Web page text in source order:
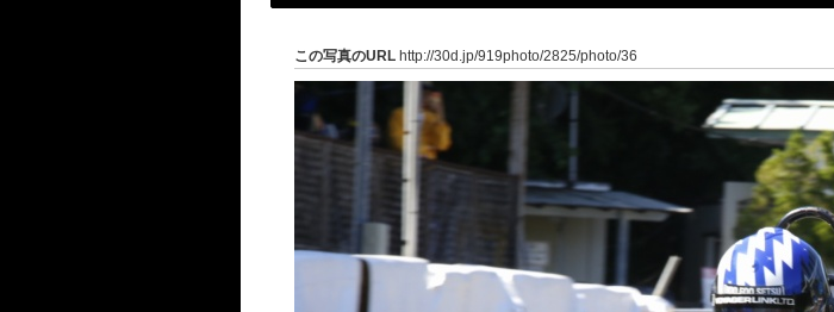
この写真のURL http://30d.jp/919photo/2825/photo/36